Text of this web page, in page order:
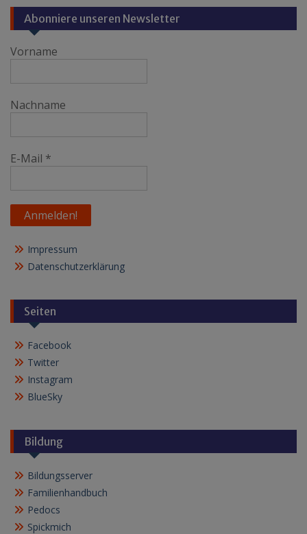
Abonniere unseren Newsletter
Vorname
Nachname
E-Mail *
Impressum
Datenschutzerklärung
Seiten
Facebook
Twitter
Instagram
BlueSky
Bildung
Bildungsserver
Familienhandbuch
Pedocs
Spickmich